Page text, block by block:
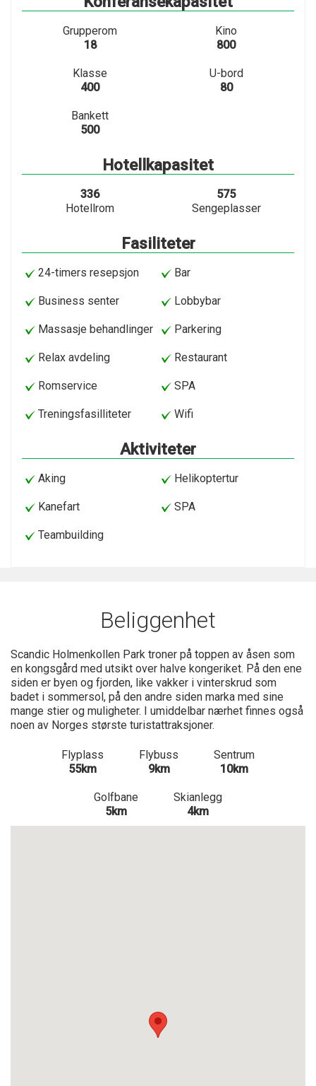
Grupperom
18
Kino
800
Klasse
400
U-bord
80
Bankett
500
Hotellkapasitet
336
Hotellrom
575
Sengeplasser
Fasiliteter
24-timers resepsjon Bar
Business senter Lobbybar
Massasje behandlinger Parkering
Relax avdeling Restaurant
Romservice SPA
Treningsfasilliteter Wifi
Aktiviteter
Aking Helikoptertur
Kanefart SPA
Teambuilding
Beliggenhet
Scandic Holmenkollen Park troner på toppen av åsen som
en kongsgård med utsikt over halve kongeriket. På den ene
siden er byen og fjorden, like vakker i vinterskrud som
badet i sommersol, på den andre siden marka med sine
mange stier og muligheter. I umiddelbar nærhet finnes også
noen av Norges største turistattraksjoner.
Flyplass
55km
Flybuss
9km
Sentrum
10km
Golfbane
5km
Skianlegg
4km